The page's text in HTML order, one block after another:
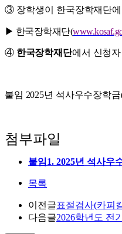
③ 장학생이 한국장학재단
▶ 한국장학재단(
④ 한국장학재단에서 신청
붙임 2025년 석사우수장학금
첨부파일
붙임1. 2025년 석사우
목록
이전글표절검사(카피
다음글2026학년도 전